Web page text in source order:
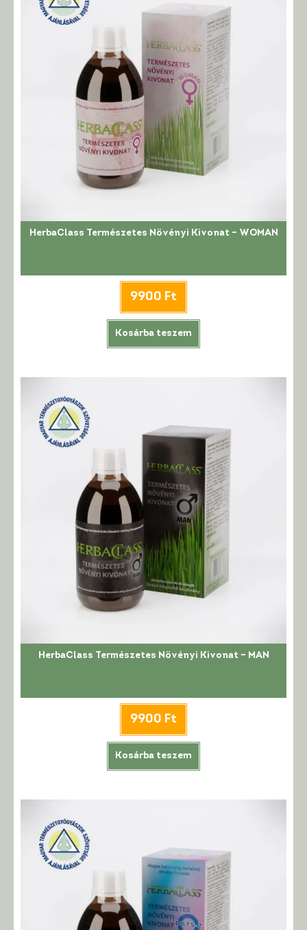
HerbaClass Természetes Növényi Kivonat – WOMAN
9900 Ft
Kosárba teszem
HerbaClass Természetes Növényi Kivonat – MAN
9900 Ft
Kosárba teszem